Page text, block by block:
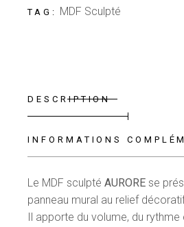
TAG: MDF Sculpté
DESCRIPTION
INFORMATIONS
Le MDF sculptéAURORE se
panneau mural au relief
Il apporte du volume, du rythme